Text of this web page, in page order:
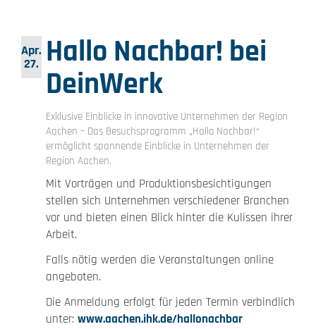
Apr.
27. Hallo Nachbar! bei
DeinWerk
Exklusive Einblicke in innovative Unternehmen der Region
Aachen – Das Besuchsprogramm „Hallo Nachbar!“
ermöglicht spannende Einblicke in Unternehmen der
Region Aachen.
Mit Vorträgen und Produktionsbesichtigungen
stellen sich Unternehmen verschiedener Branchen
vor und bieten einen Blick hinter die Kulissen ihrer
Arbeit.
Falls nötig werden die Veranstaltungen online
angeboten.
Die Anmeldung erfolgt für jeden Termin verbindlich
unter: www.aachen.ihk.de/hallonachbar